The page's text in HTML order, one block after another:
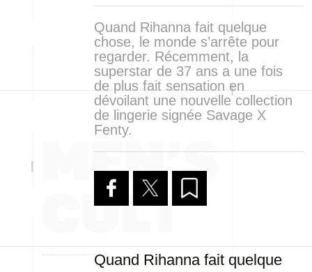
Quand Rihanna fait quelque
chose, le monde s’arrête pour
regarder. Récemment, la
superstar de 37 ans a une fois
de plus fait sensation en
dévoilant une nouvelle collection
de lingerie signée Savage X
Fenty.
Quand Rihanna fait quelque